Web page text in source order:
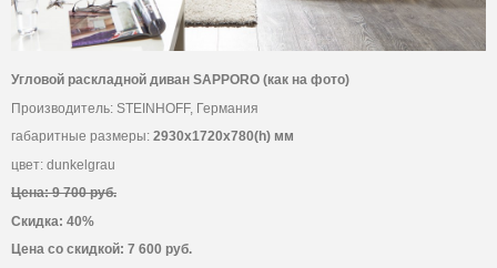
Угловой раскладной диван SAPPORO (как на фото)
Производитель: STEINHOFF, Германия
габаритные размеры: 2930х1720х780(h) мм
цвет: dunkelgrau
Цена: 9 700 руб.
Скидка: 40%
Цена со скидкой: 7 600 руб.